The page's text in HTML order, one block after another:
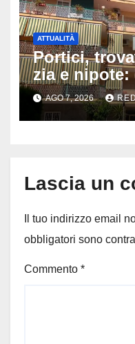
ATTUALITÀ
Portici,
zia e nipote:
da giorni, il
al vaglio
AGO 7, 2026
Lascia un
Il tuo indirizzo email
obbligatori sono
Commento *